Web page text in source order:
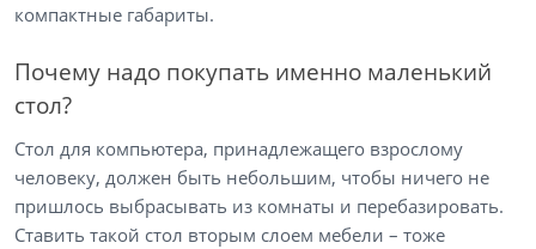
компактные габариты.
Почему надо покупать именно маленький
стол?
Стол для компьютера, принадлежащего взрослому
человеку, должен быть небольшим, чтобы ничего не
пришлось выбрасывать из комнаты и перебазировать.
Ставить такой стол вторым слоем мебели – тоже